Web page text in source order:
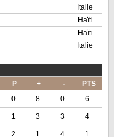
Italie
Haïti
Haïti
Italie
P + -
PTS
0 8 0 6
1 3 3 4
2 1 4 1